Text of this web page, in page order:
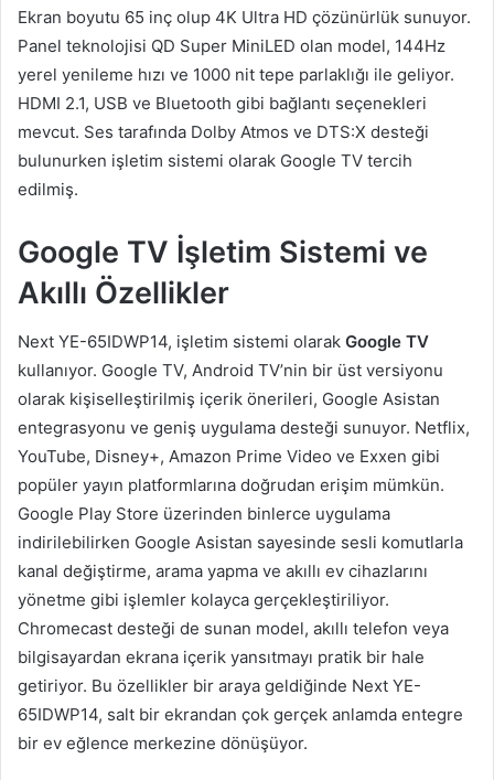
Ekran boyutu 65 inç olup 4K Ultra HD çözünürlük sunuyor.
Panel teknolojisi QD Super MiniLED olan model, 144Hz
yerel yenileme hızı ve 1000 nit tepe parlaklığı ile geliyor.
HDMI 2.1, USB ve Bluetooth gibi bağlantı seçenekleri
mevcut. Ses tarafında Dolby Atmos ve DTS:X desteği
bulunurken işletim sistemi olarak Google TV tercih
edilmiş.
Google TV İşletim Sistemi ve
Akıllı Özellikler
Next YE-65IDWP14, işletim sistemi olarak Google TV
kullanıyor. Google TV, Android TV’nin bir üst versiyonu
olarak kişiselleştirilmiş içerik önerileri, Google Asistan
entegrasyonu ve geniş uygulama desteği sunuyor. Netflix,
YouTube, Disney+, Amazon Prime Video ve Exxen gibi
popüler yayın platformlarına doğrudan erişim mümkün.
Google Play Store üzerinden binlerce uygulama
indirilebilirken Google Asistan sayesinde sesli komutlarla
kanal değiştirme, arama yapma ve akıllı ev cihazlarını
yönetme gibi işlemler kolayca gerçekleştiriliyor.
Chromecast desteği de sunan model, akıllı telefon veya
bilgisayardan ekrana içerik yansıtmayı pratik bir hale
getiriyor. Bu özellikler bir araya geldiğinde Next YE-
65IDWP14, salt bir ekrandan çok gerçek anlamda entegre
bir ev eğlence merkezine dönüşüyor.